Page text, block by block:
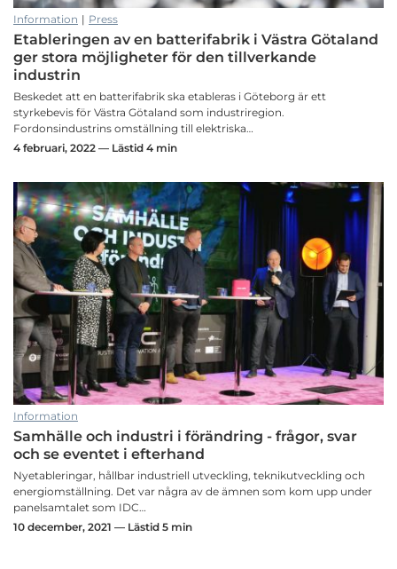
Information | Press
Etableringen av en batterifabrik i Västra Götaland
ger stora möjligheter för den tillverkande
industrin
Beskedet att en batterifabrik ska etableras i Göteborg är ett
styrkebevis för Västra Götaland som industriregion.
Fordonsindustrins omställning till elektriska…
4 februari, 2022 — Lästid 4 min
Information
Samhälle och industri i förändring - frågor, svar
och se eventet i efterhand
Nyetableringar, hållbar industriell utveckling, teknikutveckling och
energiomställning. Det var några av de ämnen som kom upp under
panelsamtalet som IDC…
10 december, 2021 — Lästid 5 min